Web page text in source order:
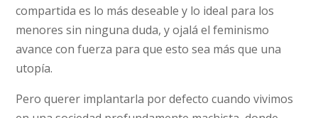
compartida es lo más deseable y lo ideal para los
menores sin ninguna duda, y ojalá el feminismo
avance con fuerza para que esto sea más que una
utopía.
Pero querer implantarla por defecto cuando vivimos